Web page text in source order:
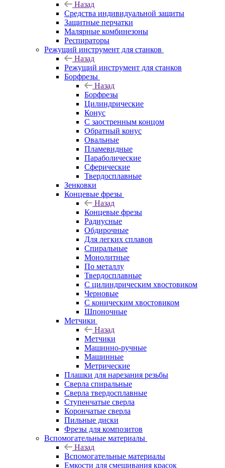
Назад
Средства индивидуальной защиты
Защитные перчатки
Малярные комбинезоны
Респираторы
Режущий инструмент для станков
Назад
Режущий инструмент для станков
Борфрезы
Назад
Борфрезы
Цилиндрические
Конус
С заостренным концом
Обратный конус
Овальные
Пламевидные
Параболические
Сферические
Твердосплавные
Зенковки
Концевые фрезы
Назад
Концевые фрезы
Радиусные
Обдирочные
Для легких сплавов
Спиральные
Монолитные
По металлу
Твердосплавные
С цилиндрическим хвостовиком
Черновые
С коническим хвостовиком
Шпоночные
Метчики
Назад
Метчики
Машинно-ручные
Машинные
Метрические
Плашки для нарезания резьбы
Сверла спиральные
Сверла твердосплавные
Ступенчатые сверла
Корончатые сверла
Пильные диски
Фрезы для композитов
Вспомогательные материалы
Назад
Вспомогательные материалы
Емкости для смешивания красок